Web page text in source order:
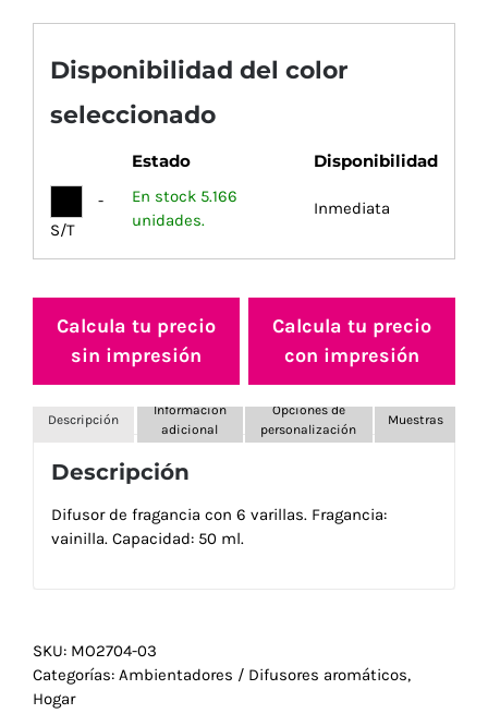
Disponibilidad del color
seleccionado
Estado Disponibilidad
-
S/T
En stock 5.166
unidades.
Inmediata
Calcula tu precio
sin impresión
Calcula tu precio
con impresión
Descripción
Información
adicional
Opciones de
personalización
Muestras
Descripción
Difusor de fragancia con 6 varillas. Fragancia:
vainilla. Capacidad: 50 ml.
SKU: MO2704-03
Categorías: Ambientadores / Difusores aromáticos,
Hogar